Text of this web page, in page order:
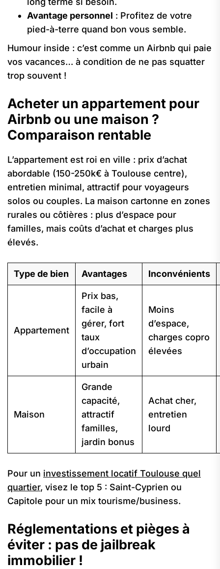
Avantage personnel : Profitez de votre
pied-à-terre quand bon vous semble.
Humour inside : c’est comme un Airbnb qui paie
vos vacances… à condition de ne pas squatter
trop souvent !
Acheter un appartement pour
Airbnb ou une maison ?
Comparaison rentable
L’appartement est roi en ville : prix d’achat
abordable (150-250k€ à Toulouse centre),
entretien minimal, attractif pour voyageurs
solos ou couples. La maison cartonne en zones
rurales ou côtières : plus d’espace pour
familles, mais coûts d’achat et charges plus
élevés.
Type de bien Avantages Inconvénients
Appartement
Prix bas,
facile à
gérer, fort
taux
d’occupation
urbain
Moins
d’espace,
charges copro
élevées
Maison
Grande
capacité,
attractif
familles,
jardin bonus
Achat cher,
entretien
lourd
Pour un investissement locatif Toulouse quel
quartier, visez le top 5 : Saint-Cyprien ou
Capitole pour un mix tourisme/business.
Réglementations et pièges à
éviter : pas de jailbreak
immobilier !